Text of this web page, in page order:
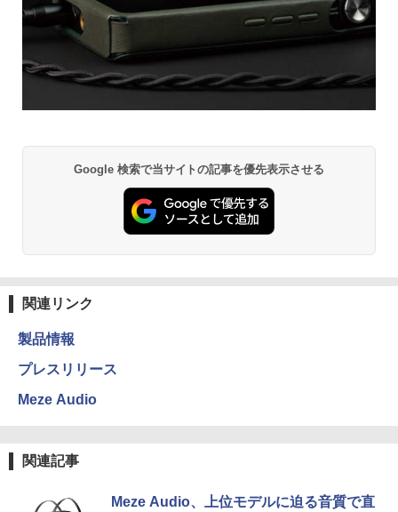
Google 検索で当サイトの記事を優先表示させる
関連リンク
製品情報
プレスリリース
Meze Audio
関連記事
Meze Audio、上位モデルに迫る音質で直